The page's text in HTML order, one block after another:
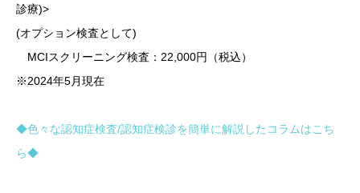
診療)>
(オプション検査として)
MCIスクリーニング検査：22,000円（税込）
※2024年5月現在
◆色々な認知症検査/認知症検診を簡単に解説したコラムはこち
ら◆